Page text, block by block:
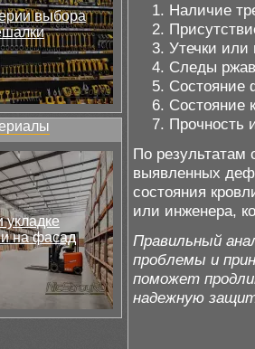
выбора
на фасад
Наличие
Утечки или
Следы
Состояние
Состояние
Прочность
По результатам
выявленных
состояния
или инженера,
Правильный
проблемы и
поможет
надежную